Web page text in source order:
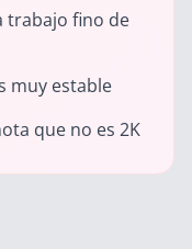
trabajo fino de
muy estable
que no es 2K